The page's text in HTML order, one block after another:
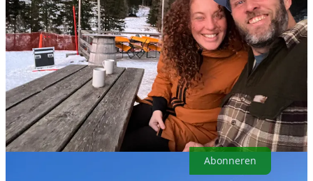
Bent u toevallig in de buurt van Mallnitz,wip dan eens langs
Om mijn werk te kunnen blijven lezen en beluisteren, kun je
overwegen betalend abonnee te worden. Voor slechts 5 euro per
maand ben je verzekerd van een boel interessante columns,
verhalen, podcasts en leuke extra’s!
Abonneren